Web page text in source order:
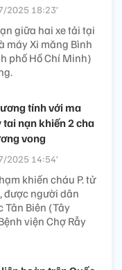
2025 18:23’
giữa hai xe tải tại
máy Xi măng Bình
phố Hồ Chí Minh)
tính với ma
tai nạn khiến 2 cha
vong
2025 14:54’
khiến cháu P. tử
được người dân
Tân Biên (Tây
viện Chợ Rẫy